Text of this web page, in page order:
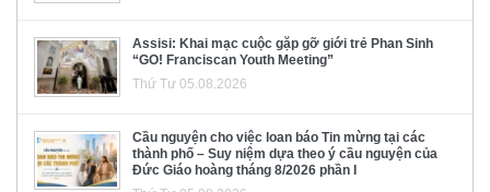
Assisi: Khai mạc cuộc gặp gỡ giới trẻ Phan Sinh
“GO! Franciscan Youth Meeting”
Thứ Tư 05.08.2026
Cầu nguyện cho việc loan báo Tin mừng tại các
thành phố – Suy niệm dựa theo ý cầu nguyện của
Đức Giáo hoàng tháng 8/2026 phần I